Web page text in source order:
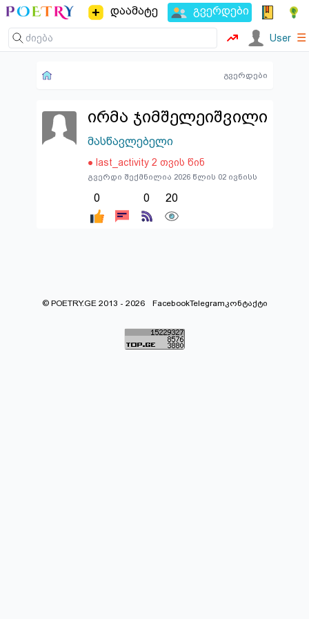
დაამატე გვერდები
User ☰
გვერდები
ირმა ჯიმშელეიშვილი
მასწავლებელი
● last_activity 2 თვის წინ
გვერდი შექმნილია 2026 წლის 02 ივნისს
0 0 20
© POETRY.GE 2013 - 2026 FacebookTelegramკონტაქტი